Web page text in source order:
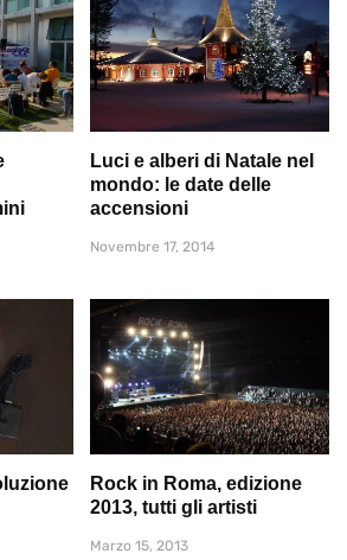
Luci e alberi di Natale nel
mondo: le date delle
accensioni
Novembre 17, 2014
Rock in Roma, edizione
2013, tutti gli artisti
Marzo 15, 2013